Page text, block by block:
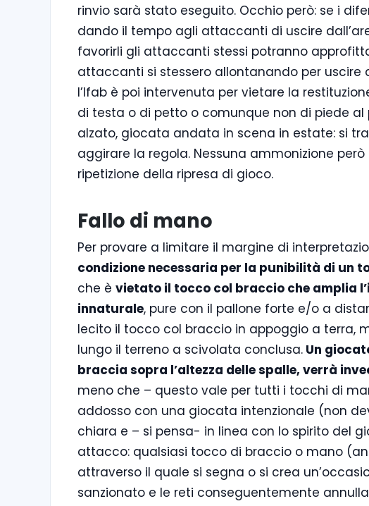
rinvio sarà stato eseguito. Occhio però: se i
dando il tempo agli attaccanti di uscire
favorirli gli attaccanti stessi potranno
attaccanti si stessero allontanando per uscire
l’Ifab è poi intervenuta per vietare la
di testa o di petto o comunque non di piede
alzato, giocata andata in scena in estate: si
aggirare la regola. Nessuna ammonizione
ripetizione della ripresa di gioco.
Fallo di mano
Per provare a limitare il margine di
condizione necessaria per la punibilità di un
che è vietato il tocco col braccio che amplia
innaturale, pure con il pallone forte e/o a
lecito il tocco col braccio in appoggio a terra,
lungo il terreno a scivolata conclusa. Un
braccia sopra l’altezza delle spalle, verrà
meno che – questo vale per tutti i tocchi di
addosso con una giocata intenzionale (non
chiara e – si pensa- in linea con lo spirito del
attacco: qualsiasi tocco di braccio o mano
attraverso il quale si segna o si crea
sanzionato e le reti conseguentemente